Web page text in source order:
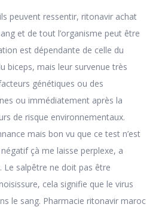
peuvent ressentir, ritonavir achat
et de tout l’organisme peut être
est dépendante de celle du
biceps, mais leur survenue très
génétiques ou des
ou immédiatement après la
de risque environnementaux.
mais bon vu que ce test n’est
çà me laisse perplexe, a
Le salpêtre ne doit pas être
cela signifie que le virus
le sang. Pharmacie ritonavir maroc